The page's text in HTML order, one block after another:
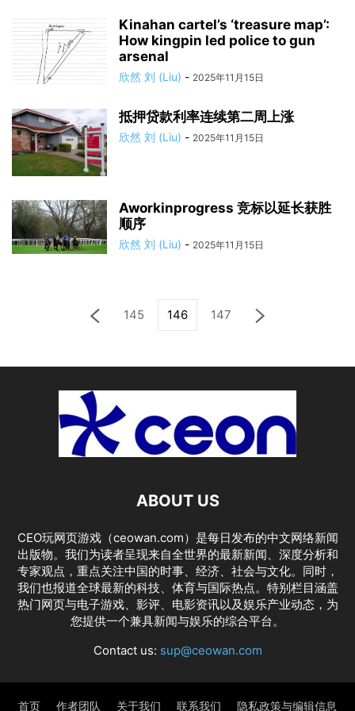
Kinahan cartel’s ‘treasure map’:
How kingpin led police to gun
arsenal
欣然 刘 (Liu) - 2025年11月15日
抵押贷款利率连续第二周上涨
欣然 刘 (Liu) - 2025年11月15日
Aworkinprogress 竞标以延长获胜
顺序
欣然 刘 (Liu) - 2025年11月15日
145 146 147
ABOUT US
CEO玩网页游戏（ceowan.com）是每日发布的中文网络新闻
出版物。我们为读者呈现来自全世界的最新新闻、深度分析和
专家观点，重点关注中国的时事、经济、社会与文化。同时，
我们也报道全球最新的科技、体育与国际热点。特别栏目涵盖
热门网页与电子游戏、影评、电影资讯以及娱乐产业动态，为
您提供一个兼具新闻与娱乐的综合平台。
Contact us: sup@ceowan.com
首页 作者团队 关于我们 联系我们 隐私政策与编辑信息